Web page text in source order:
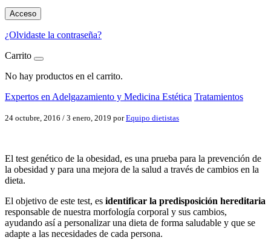
Acceso
¿Olvidaste la contraseña?
Carrito
No hay productos en el carrito.
Expertos en Adelgazamiento y Medicina Estética Tratamientos
24 octubre, 2016 / 3 enero, 2019 porEquipo dietistas
El test genético de la obesidad, es una prueba para la prevención de
la obesidad y para una mejora de la salud a través de cambios en la
dieta.
El objetivo de este test, es identificar la predisposición hereditaria
responsable de nuestra morfología corporal y sus cambios,
ayudando así a personalizar una dieta de forma saludable y que se
adapte a las necesidades de cada persona.